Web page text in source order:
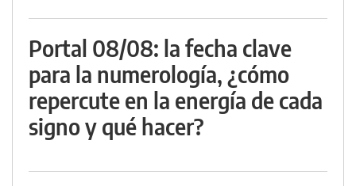
Portal 08/08: la fecha clave
para la numerología, ¿cómo
repercute en la energía de cada
signo y qué hacer?